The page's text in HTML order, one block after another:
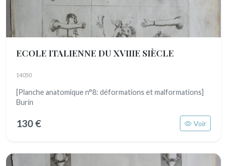
ECOLE ITALIENNE DU XVIIIE SIÈCLE
14050
[Planche anatomique n°8: déformations et malformations]
Burin
130 € Voir